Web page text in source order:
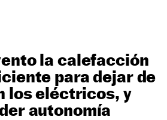
la calefacción
para dejar de
los eléctricos, y
autonomía